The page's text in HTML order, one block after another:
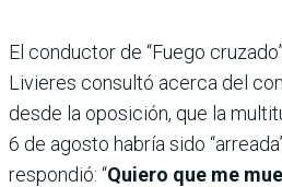
El conductor de “Fuego
Livieres consultó acerca del
desde la oposición, que la
6 de agosto habría sido
respondió: “Quiero que me